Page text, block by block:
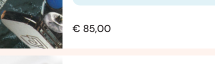
€ 85,00